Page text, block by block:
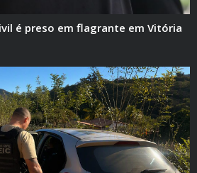
é preso em flagrante em Vitória